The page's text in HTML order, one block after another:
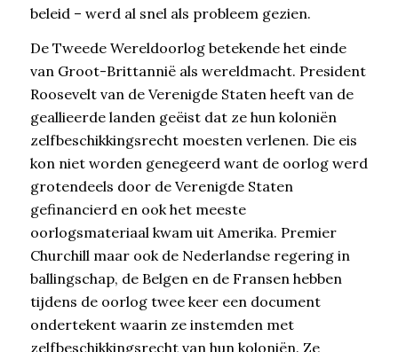
beleid – werd al snel als probleem gezien.
De Tweede Wereldoorlog betekende het einde
van Groot-Brittannië als wereldmacht. President
Roosevelt van de Verenigde Staten heeft van de
geallieerde landen geëist dat ze hun koloniën
zelfbeschikkingsrecht moesten verlenen. Die eis
kon niet worden genegeerd want de oorlog werd
grotendeels door de Verenigde Staten
gefinancierd en ook het meeste
oorlogsmateriaal kwam uit Amerika. Premier
Churchill maar ook de Nederlandse regering in
ballingschap, de Belgen en de Fransen hebben
tijdens de oorlog twee keer een document
ondertekent waarin ze instemden met
zelfbeschikkingsrecht van hun koloniën. Ze